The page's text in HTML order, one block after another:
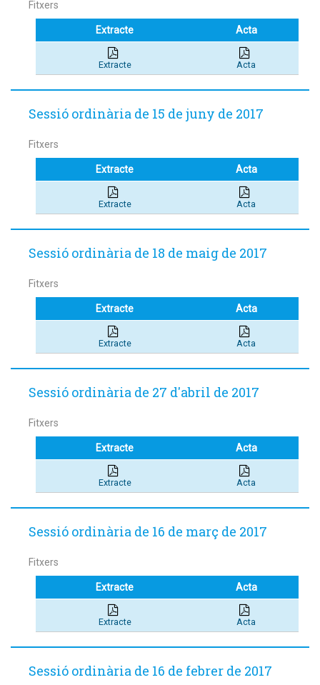
Fitxers
Extracte Acta
Extracte Acta
Sessió ordinària de 15 de juny de 2017
Fitxers
Extracte Acta
Extracte Acta
Sessió ordinària de 18 de maig de 2017
Fitxers
Extracte Acta
Extracte Acta
Sessió ordinària de 27 d'abril de 2017
Fitxers
Extracte Acta
Extracte Acta
Sessió ordinària de 16 de març de 2017
Fitxers
Extracte Acta
Extracte Acta
Sessió ordinària de 16 de febrer de 2017